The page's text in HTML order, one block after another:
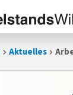
Aktuelles